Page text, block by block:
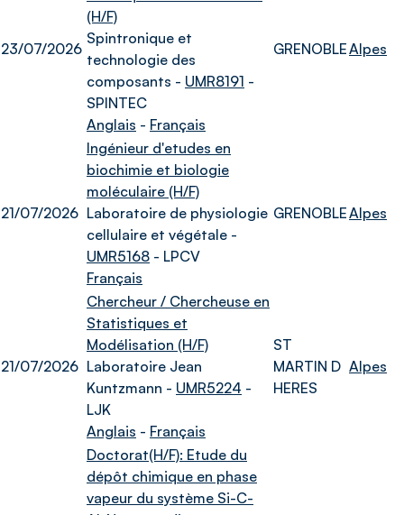
23/07/2026
(H/F)
Spintronique et
technologie des
composants - UMR8191 -
SPINTEC
Anglais - Français
GRENOBLEAlpes
21/07/2026
Ingénieur d'etudes en
biochimie et biologie
moléculaire (H/F)
Laboratoire de physiologie
cellulaire et végétale -
UMR5168 - LPCV
Français
GRENOBLEAlpes
21/07/2026
Chercheur / Chercheuse en
Statistiques et
Modélisation (H/F)
Laboratoire Jean
Kuntzmann - UMR5224 -
LJK
Anglais - Français
ST
MARTIN D
HERES
Alpes
Doctorat(H/F): Etude du
dépôt chimique en phase
vapeur du système Si-C-